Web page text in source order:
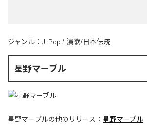
ジャンル： J-Pop / 演歌/日本伝統
星野マーブル
星野マーブルの他のリリース： 星野マーブル